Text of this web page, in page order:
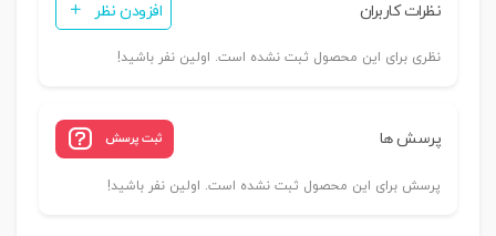
نظرات کاربران افزودن نظر
نظری برای این محصول ثبت نشده است. اولین نفر باشید!
پرسش ها ثبت پرسش
پرسش برای این محصول ثبت نشده است. اولین نفر باشید!